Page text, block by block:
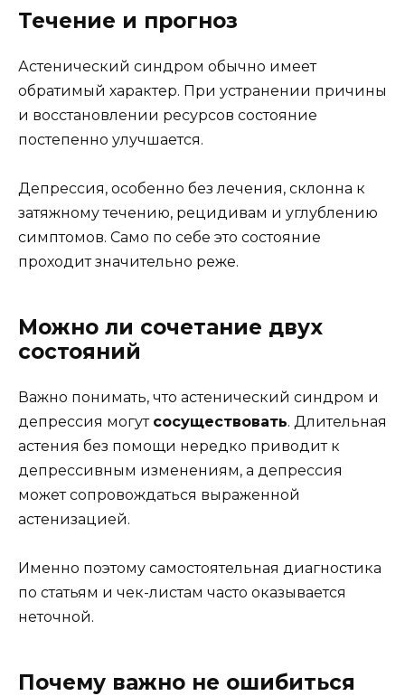
Течение и прогноз
Астенический синдром обычно имеет
обратимый характер. При устранении причины
и восстановлении ресурсов состояние
постепенно улучшается.
Депрессия, особенно без лечения, склонна к
затяжному течению, рецидивам и углублению
симптомов. Само по себе это состояние
проходит значительно реже.
Можно ли сочетание двух
состояний
Важно понимать, что астенический синдром и
депрессия могут сосуществовать. Длительная
астения без помощи нередко приводит к
депрессивным изменениям, а депрессия
может сопровождаться выраженной
астенизацией.
Именно поэтому самостоятельная диагностика
по статьям и чек-листам часто оказывается
неточной.
Почему важно не ошибиться